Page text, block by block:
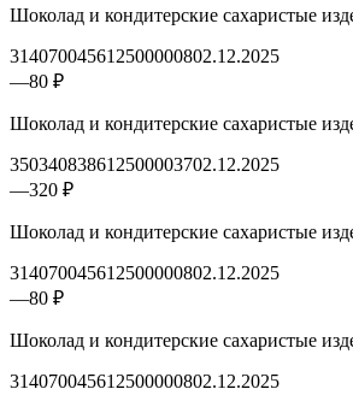
Шоколад и кондитерские сахаристые
314070045612500000802.12.2025
—80 ₽
Шоколад и кондитерские сахаристые
350340838612500003702.12.2025
—320 ₽
Шоколад и кондитерские сахаристые
314070045612500000802.12.2025
—80 ₽
Шоколад и кондитерские сахаристые
314070045612500000802.12.2025